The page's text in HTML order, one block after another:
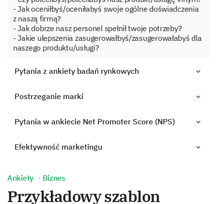
- Jak oceniłbyś/oceniłabyś swoje ogólne doświadczenia
z naszą firmą?
- Jak dobrze nasz personel spełnił twoje potrzeby?
- Jakie ulepszenia zasugerowałbyś/zasugerowałabyś dla
naszego produktu/usługi?
Pytania z ankiety badań rynkowych
Postrzeganie marki
Pytania w ankiecie Net Promoter Score (NPS)
Efektywność marketingu
Ankiety Biznes
Przykładowy szablon